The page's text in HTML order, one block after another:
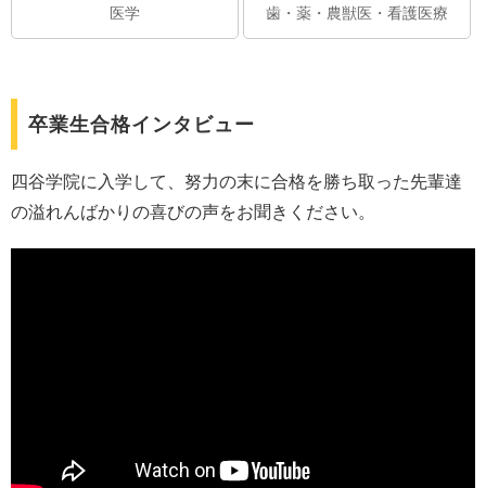
医学 歯・薬・農獣医・看護医療
卒業生合格インタビュー
四谷学院に入学して、努力の末に合格を勝ち取った先輩達
の溢れんばかりの喜びの声をお聞きください。